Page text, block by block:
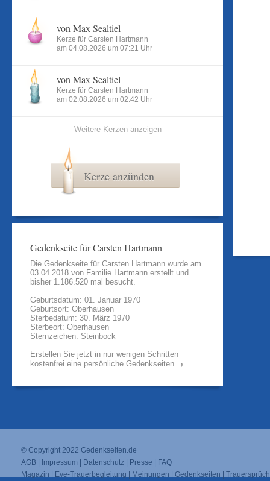
von Max Sealtiel
Kerze für Carsten Hartmann
am 04.08.2026 um 07:21 Uhr
von Max Sealtiel
Kerze für Carsten Hartmann
am 02.08.2026 um 02:42 Uhr
Weitere Kerzen anzeigen
Kerze anzünden
Gedenkseite für Carsten Hartmann
Die Gedenkseite für Carsten Hartmann wurde am
03.04.2018 von Familie Hartmann erstellt und
bisher 1.186.520 mal besucht.
Geburtsdatum: 01. Januar 1970
Geburtsort: Oberhausen
Sterbedatum: 30. März 1970
Sterbeort: Oberhausen
Sternzeichen: Steinbock
Erstellen Sie jetzt in nur wenigen Schritten
kostenfrei eine persönliche Gedenkseiten
© Copyright 2022 Gedenkseiten.de
AGB
Impressum Datenschutz Presse
FAQ
Magazin
Eve-Trauerbegleitung Meinungen Gedenkseiten